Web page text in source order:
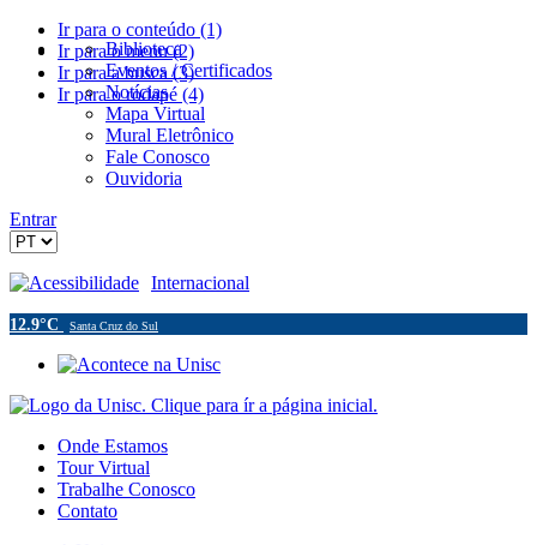
Ir para o conteúdo (1)
Ir para o menu (2)
Ir para a busca (3)
Ir para o rodapé (4)
Biblioteca
Eventos / Certificados
Notícias
Mapa Virtual
Mural Eletrônico
Fale Conosco
Ouvidoria
Entrar
Acessibilidade Internacional
12.9°C Santa Cruz do Sul
Onde Estamos
Tour Virtual
Trabalhe Conosco
Contato